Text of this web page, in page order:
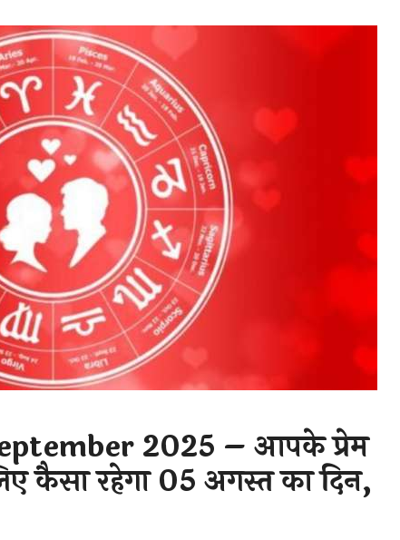
2025 – आपके प्रेम
कैसा रहेगा 05 अगस्त का दिन,